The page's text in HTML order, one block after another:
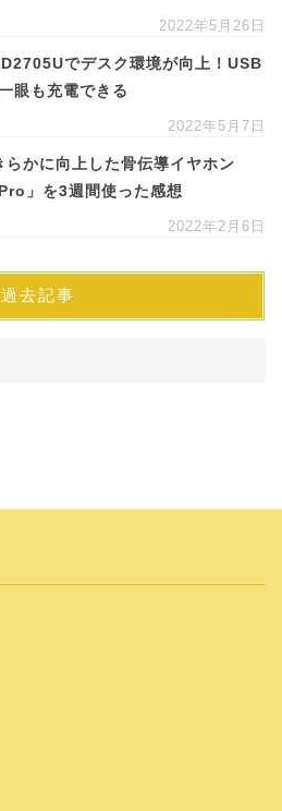
2022年5月26日
でデスク環境が向上！USB
眼も充電できる
2022年5月7日
かに向上した骨伝導イヤホン
」を3週間使った感想
2022年2月6日
過去記事